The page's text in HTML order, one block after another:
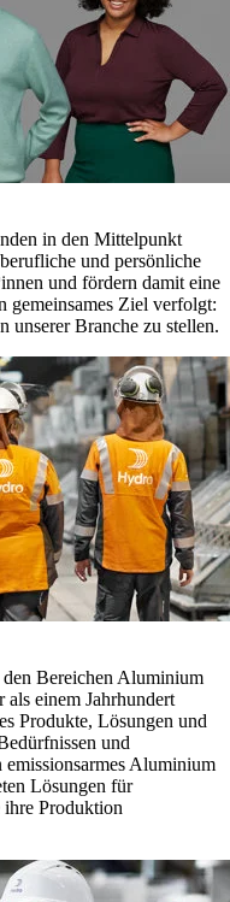
in den Mittelpunkt
und persönliche
und fördern damit eine
Ziel verfolgt:
unserer Branche zu stellen.
Bereichen Aluminium
als einem Jahrhundert
Produkte, Lösungen und
und
Aluminium
Lösungen für
ihre Produktion